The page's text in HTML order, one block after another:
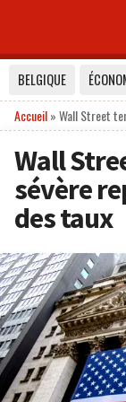
BELGIQUE
Accueil»Wall Street
Wall
sévère
des taux